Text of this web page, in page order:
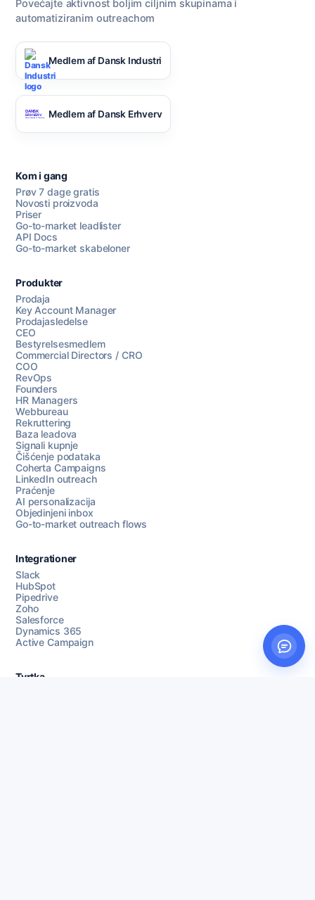
Razgovarajte s nama
AI Campaign Assist Chat with us
Povećajte aktivnost boljim ciljnim skupinama i
automatiziranim outreachom
Medlem af Dansk Industri
Medlem af Dansk Erhverv
Kom i gang
Prøv 7 dage gratis
Novosti proizvoda
Priser
Go-to-market leadlister
API Docs
Go-to-market skabeloner
Produkter
Prodaja
Key Account Manager
Prodajasledelse
CEO
Bestyrelsesmedlem
Commercial Directors / CRO
COO
RevOps
Founders
HR Managers
Webbureau
Rekruttering
Baza leadova
Signali kupnje
Čišćenje podataka
Coherta Campaigns
LinkedIn outreach
Praćenje
AI personalizacija
Objedinjeni inbox
Go-to-market outreach flows
Integrationer
Slack
HubSpot
Pipedrive
Zoho
Salesforce
Dynamics 365
Active Campaign
Tvrtka